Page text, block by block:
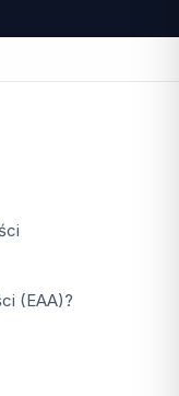
(EAA)?